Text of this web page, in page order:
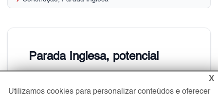
Parada Inglesa, potencial
Região cada vez mais valorizada
X
Utilizamos cookies para personalizar conteúdos e oferecer